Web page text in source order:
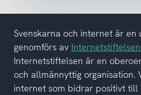
del
av
integritetspolicyn
Svenskarna och internet är en
genomförs av Internetstiftelsen
Internetstiftelsen är en
och allmännyttig organisation.
internet som bidrar positivt till